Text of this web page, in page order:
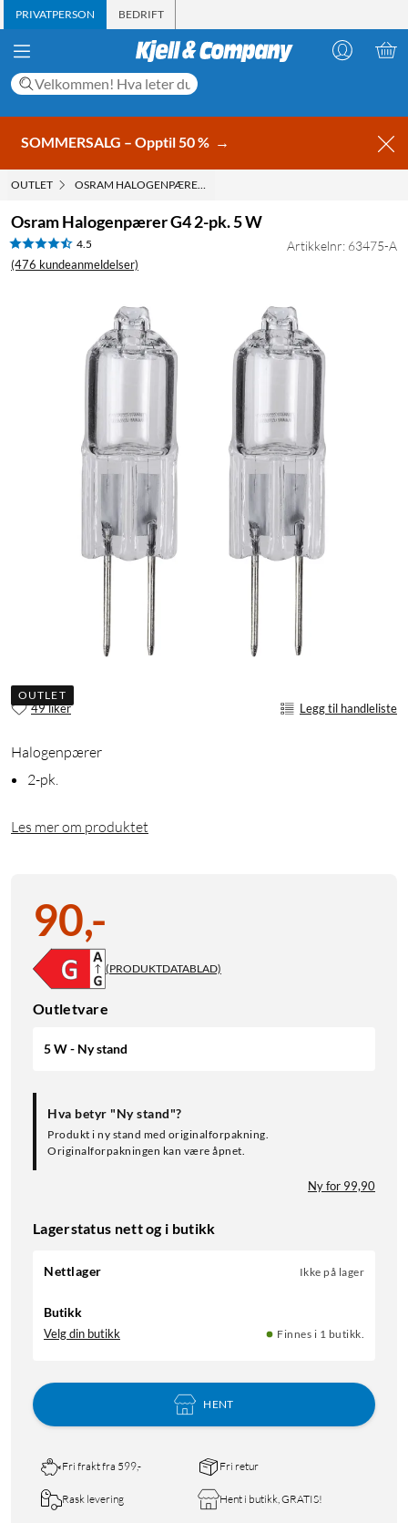
PRIVATPERSON BEDRIFT
SOMMERSALG – Opptil 50 % →
OUTLET OSRAM HALOGENPÆRER G4 2-PK. 5 W
Osram Halogenpærer G4 2-pk. 5 W
4.5
(476 kundeanmeldelser)
Artikkelnr: 63475-A
OUTLET
49 liker Legg til handleliste
Halogenpærer
2-pk.
Les mer om produktet
90,-
(PRODUKTDATABLAD)
Outletvare
5 W - Ny stand
Hva betyr "Ny stand"?
Produkt i ny stand med originalforpakning.
Originalforpakningen kan være åpnet.
Ny for 99,90
Lagerstatus nett og i butikk
Nettlager Ikke på lager
Butikk
Velg din butikk Finnes i 1 butikk.
HENT
Fri frakt fra 599,- Fri retur
Rask levering Hent i butikk, GRATIS!